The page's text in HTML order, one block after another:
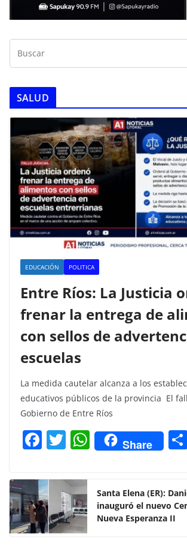
SALUD
EDUCACIÓN POLITICA
Entre Ríos: La Justicia
frenar la entrega de
con sellos de
escuelas
La medida cautelar alcanza a los
educativos públicos de la provincia El
Gobierno de Entre Ríos
F
c
e
b
o
T
itt
er
W
h
s
A
Share
Santa Elena (ER):
inauguró el nuevo
Nueva Esperanza II